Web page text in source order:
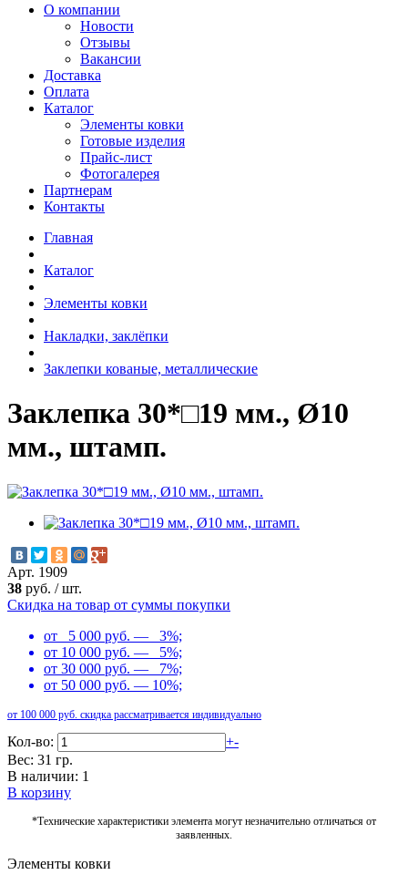
О компании
Новости
Отзывы
Вакансии
Доставка
Оплата
Каталог
Элементы ковки
Готовые изделия
Прайс-лист
Фотогалерея
Партнерам
Контакты
Главная
Каталог
Элементы ковки
Накладки, заклёпки
Заклепки кованые, металлические
Заклепка 30*□19 мм., Ø10
мм., штамп.
Арт. 1909
38 руб. /шт.
Скидка на товар от суммы покупки
от 5 000 руб. — 3%;
от 10 000 руб. — 5%;
от 30 000 руб. — 7%;
от 50 000 руб. — 10%;
от 100 000 руб. скидка рассматривается индивидуально
Кол-во: +-
Вес: 31 гр.
В наличии: 1
В корзину
*Технические характеристики элемента могут незначительно отличаться от
заявленных.
Элементы ковки